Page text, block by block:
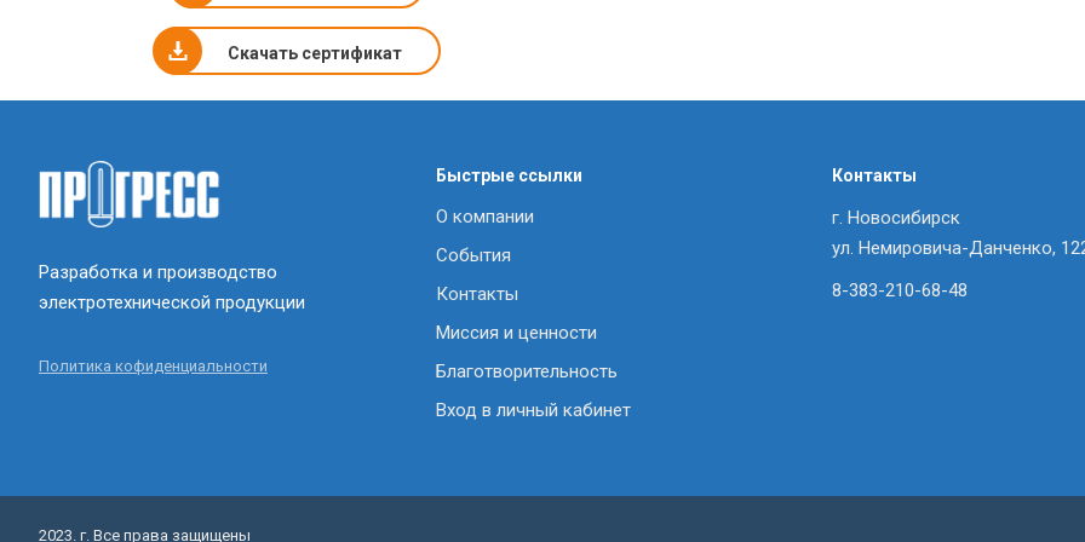
Скачать сертификат
Разработка и производство
электротехнической продукции
Политика кофиденциальности
Быстрые ссылки
О компании
События
Контакты
Миссия и ценности
Благотворительность
Вход в личный кабинет
Контакты
г. Новосибирск
ул. Немировича-Данченко,
8-383-210-68-48
2023. г. Все права защищены